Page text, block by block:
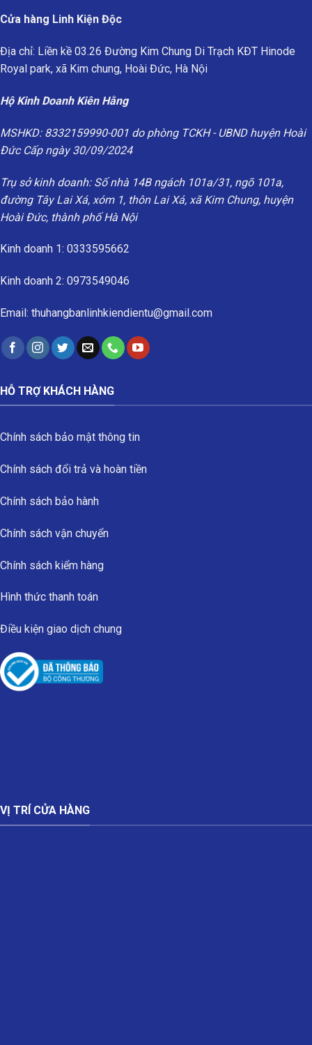
Cửa hàng Linh Kiện Độc
Địa chỉ: Liền kề 03.26 Đường Kim Chung Di Trạch KĐT Hinode
Royal park, xã Kim chung, Hoài Đức, Hà Nội
Hộ Kinh Doanh Kiên Hằng
MSHKD: 8332159990-001 do phòng TCKH - UBND huyện Hoài
Đức Cấp ngày 30/09/2024
Trụ sở kinh doanh: Số nhà 14B ngách 101a/31, ngõ 101a,
đường Tây Lai Xá, xóm 1, thôn Lai Xá, xã Kim Chung, huyện
Hoài Đức, thành phố Hà Nội
Kinh doanh 1: 0333595662
Kinh doanh 2: 0973549046
Email: thuhangbanlinhkiendientu@gmail.com
HỖ TRỢ KHÁCH HÀNG
Chính sách bảo mật thông tin
Chính sách đổi trả và hoàn tiền
Chính sách bảo hành
Chính sách vận chuyển
Chính sách kiểm hàng
Hình thức thanh toán
Điều kiện giao dịch chung
VỊ TRÍ CỬA HÀNG